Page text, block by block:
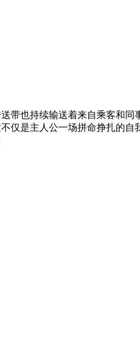
也持续输送着来自乘客和同
是主人公一场拼命挣扎的